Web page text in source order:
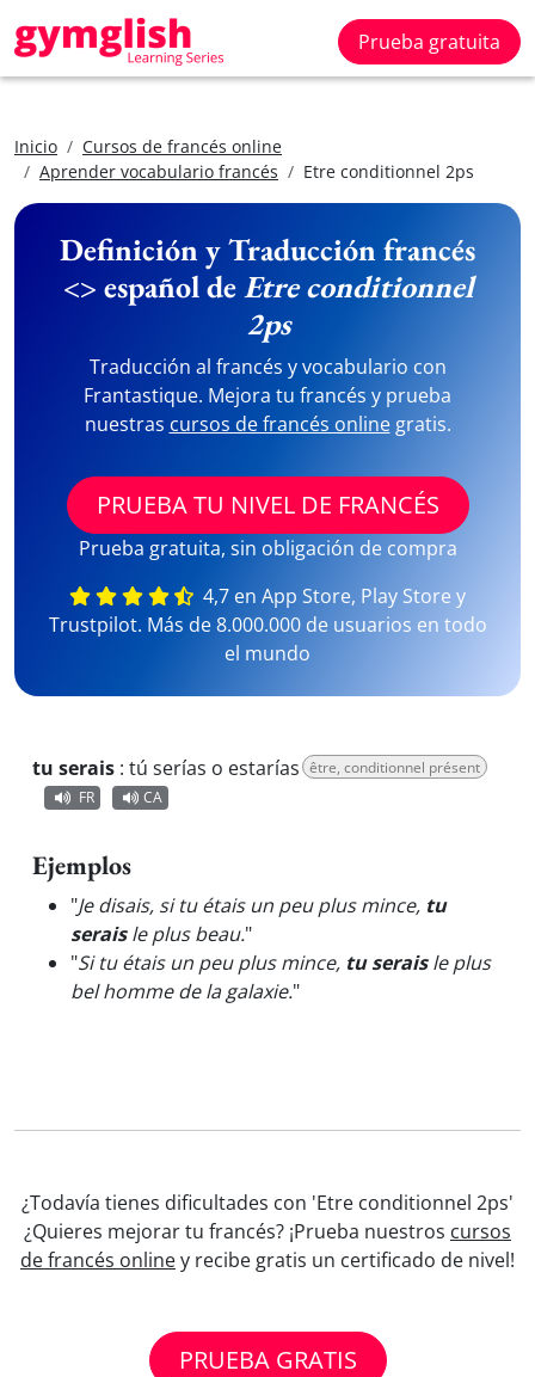
Prueba gratuita
Inicio
Cursos de francés online
Aprender vocabulario francés
Etre conditionnel 2ps
Definición y Traducción francés
<> español deEtre conditionnel
2ps
Traducción al francés y vocabulario con
Frantastique. Mejora tu francés y prueba
nuestras cursos de francés onlinegratis.
PRUEBA TU NIVEL DE FRANCÉS
Prueba gratuita, sin obligación de compra
4,7 en App Store, Play Store y
Trustpilot. Más de 8.000.000 de usuarios en todo
el mundo
tu serais : tú serías o estarías être, conditionnel présent
FR
CA
Ejemplos
"Je disais, si tu étais un peu plus mince, tu
seraisle plus beau."
"Si tu étais un peu plus mince, tu seraisle plus
bel homme de la galaxie."
¿Todavía tienes dificultades con 'Etre conditionnel 2ps'
¿Quieres mejorar tu francés? ¡Prueba nuestros cursos
de francés onliney recibe gratis un certificado de nivel!
PRUEBA GRATIS